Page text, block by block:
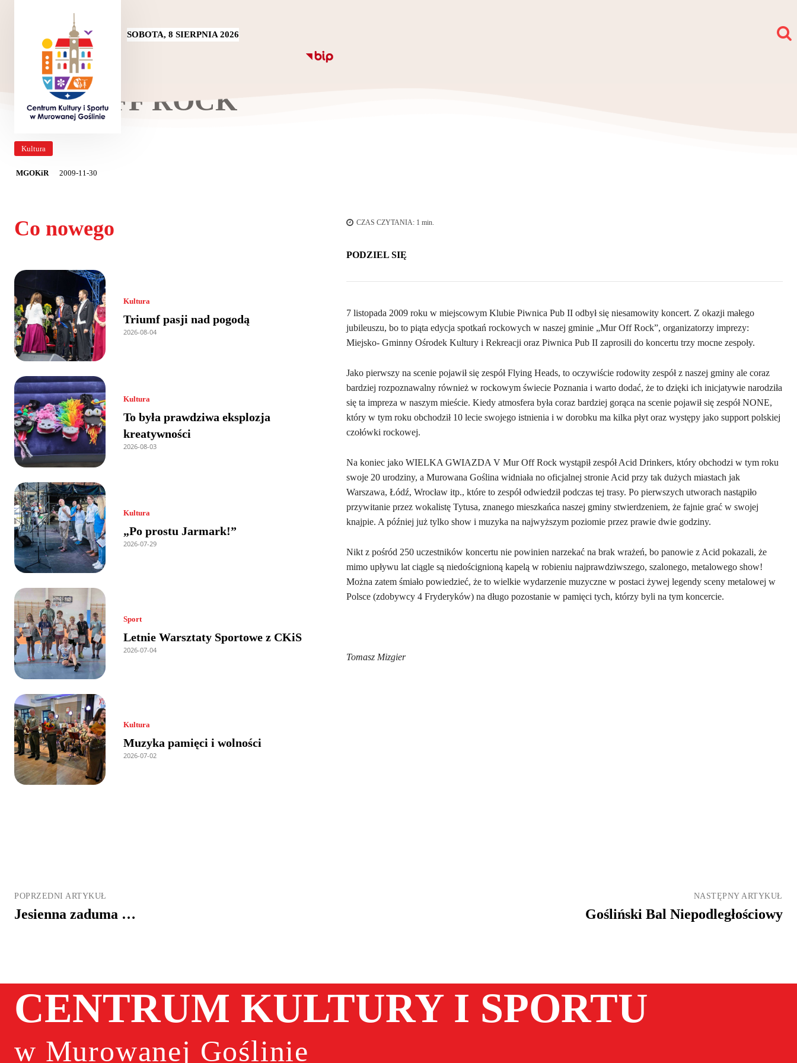
SOBOTA, 8 SIERPNIA 2026
MUR OFF ROCK
Kultura
MGOKiR 2009-11-30
Co nowego
Kultura
Triumf pasji nad pogodą
2026-08-04
Kultura
To była prawdziwa eksplozja
kreatywności
2026-08-03
Kultura
„Po prostu Jarmark!”
2026-07-29
Sport
Letnie Warsztaty Sportowe z CKiS
2026-07-04
Kultura
Muzyka pamięci i wolności
2026-07-02
CZAS CZYTANIA: 1 min.
PODZIEL SIĘ
7 listopada 2009 roku w miejscowym Klubie Piwnica Pub II odbył się niesamowity koncert. Z okazji małego
jubileuszu, bo to piąta edycja spotkań rockowych w naszej gminie „Mur Off Rock”, organizatorzy imprezy:
Miejsko- Gminny Ośrodek Kultury i Rekreacji oraz Piwnica Pub II zaprosili do koncertu trzy mocne zespoły.
Jako pierwszy na scenie pojawił się zespół Flying Heads, to oczywiście rodowity zespół z naszej gminy ale coraz
bardziej rozpoznawalny również w rockowym świecie Poznania i warto dodać, że to dzięki ich inicjatywie narodziła
się ta impreza w naszym mieście. Kiedy atmosfera była coraz bardziej gorąca na scenie pojawił się zespół NONE,
który w tym roku obchodził 10 lecie swojego istnienia i w dorobku ma kilka płyt oraz występy jako support polskiej
czołówki rockowej.
Na koniec jako WIELKA GWIAZDA V Mur Off Rock wystąpił zespół Acid Drinkers, który obchodzi w tym roku
swoje 20 urodziny, a Murowana Goślina widniała no oficjalnej stronie Acid przy tak dużych miastach jak
Warszawa, Łódź, Wrocław itp., które to zespół odwiedził podczas tej trasy. Po pierwszych utworach nastąpiło
przywitanie przez wokalistę Tytusa, znanego mieszkańca naszej gminy stwierdzeniem, że fajnie grać w swojej
knajpie. A później już tylko show i muzyka na najwyższym poziomie przez prawie dwie godziny.
Nikt z pośród 250 uczestników koncertu nie powinien narzekać na brak wrażeń, bo panowie z Acid pokazali, że
mimo upływu lat ciągle są niedoścignioną kapelą w robieniu najprawdziwszego, szalonego, metalowego show!
Można zatem śmiało powiedzieć, że to wielkie wydarzenie muzyczne w postaci żywej legendy sceny metalowej w
Polsce (zdobywcy 4 Fryderyków) na długo pozostanie w pamięci tych, którzy byli na tym koncercie.
Tomasz Mizgier
POPRZEDNI ARTYKUŁ
Jesienna zaduma …
NASTĘPNY ARTYKUŁ
Gośliński Bal Niepodległościowy
CENTRUM KULTURY I SPORTU
w Murowanej Goślinie